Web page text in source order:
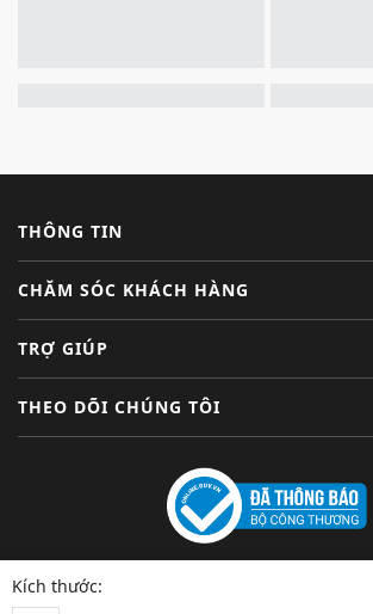
Kích thước:
THÔNG TIN
CHĂM SÓC KHÁCH HÀNG
TRỢ GIÚP
THEO DÕI CHÚNG TÔI